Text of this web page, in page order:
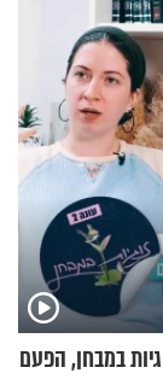
במבחן, הפעם